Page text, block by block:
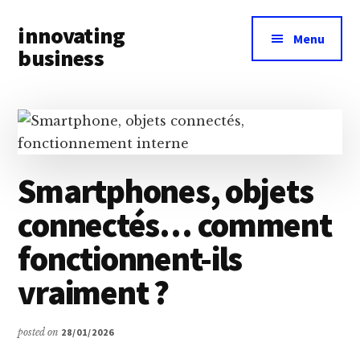
main
content
primary
sidebar
menu
innovating
business
business
&
à
portée
de
main
Menu
Smartphones, objets
connectés… comment
fonctionnent-ils
vraiment ?
posted on 28/01/2026